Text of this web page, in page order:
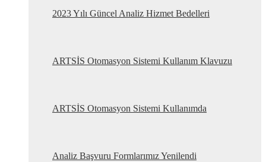
2023 Yılı Güncel Analiz Hizmet Bedelleri
ARTSİS Otomasyon Sistemi Kullanım Klavuzu
ARTSİS Otomasyon Sistemi Kullanımda
Analiz Başvuru Formlarımız Yenilendi